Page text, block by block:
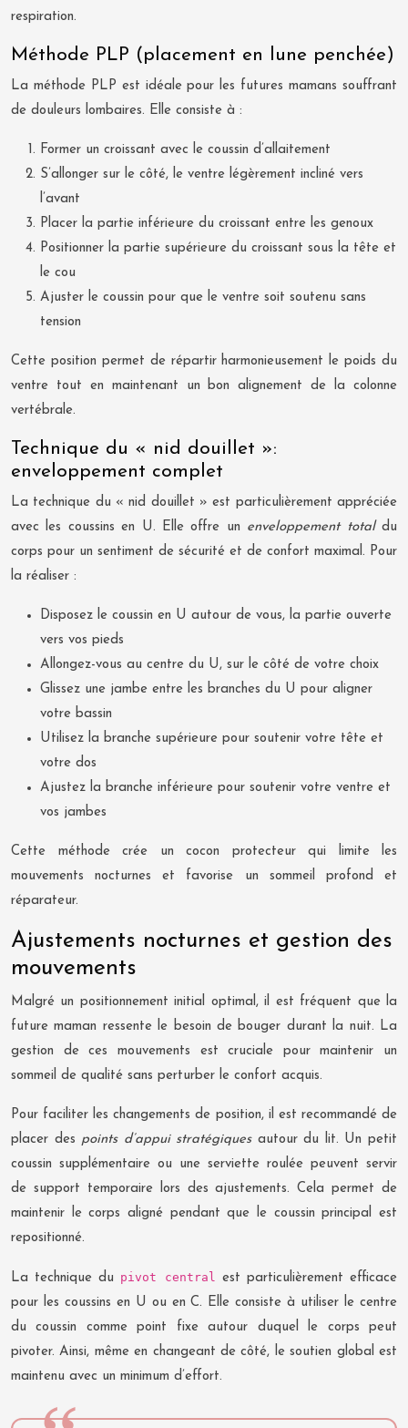
respiration.
Méthode PLP (placement en lune penchée)
La méthode PLP est idéale pour les futures mamans souffrant
de douleurs lombaires. Elle consiste à :
Former un croissant avec le coussin d’allaitement
S’allonger sur le côté, le ventre légèrement incliné vers
l’avant
Placer la partie inférieure du croissant entre les genoux
Positionner la partie supérieure du croissant sous la tête et
le cou
Ajuster le coussin pour que le ventre soit soutenu sans
tension
Cette position permet de répartir harmonieusement le poids du
ventre tout en maintenant un bon alignement de la colonne
vertébrale.
Technique du « nid douillet »:
enveloppement complet
La technique du « nid douillet » est particulièrement appréciée
avec les coussins en U. Elle offre un enveloppement totaldu
corps pour un sentiment de sécurité et de confort maximal. Pour
la réaliser :
Disposez le coussin en U autour de vous, la partie ouverte
vers vos pieds
Allongez-vous au centre du U, sur le côté de votre choix
Glissez une jambe entre les branches du U pour aligner
votre bassin
Utilisez la branche supérieure pour soutenir votre tête et
votre dos
Ajustez la branche inférieure pour soutenir votre ventre et
vos jambes
Cette méthode crée un cocon protecteur qui limite les
mouvements nocturnes et favorise un sommeil profond et
réparateur.
Ajustements nocturnes et gestion des
mouvements
Malgré un positionnement initial optimal, il est fréquent que la
future maman ressente le besoin de bouger durant la nuit. La
gestion de ces mouvements est cruciale pour maintenir un
sommeil de qualité sans perturber le confort acquis.
Pour faciliter les changements de position, il est recommandé de
placer des points d’appui stratégiquesautour du lit. Un petit
coussin supplémentaire ou une serviette roulée peuvent servir
de support temporaire lors des ajustements. Cela permet de
maintenir le corps aligné pendant que le coussin principal est
repositionné.
La technique du pivot central
est particulièrement efficace
pour les coussins en U ou en C. Elle consiste à utiliser le centre
du coussin comme point fixe autour duquel le corps peut
pivoter. Ainsi, même en changeant de côté, le soutien global est
maintenu avec un minimum d’effort.